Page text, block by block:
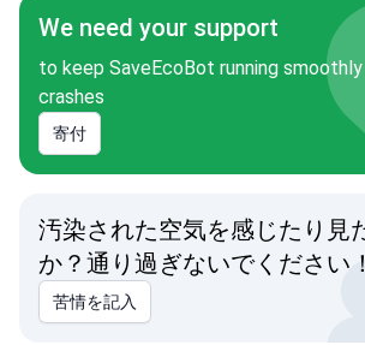
We need your support
to keep SaveEcoBot running
crashes
寄付
汚染された空気を感じたり見
か？通り過ぎないでください！
苦情を記入